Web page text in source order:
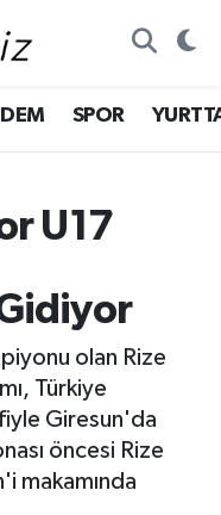
SPOR
U17
olan Rize
Türkiye
Giresun'da
öncesi Rize
makamında